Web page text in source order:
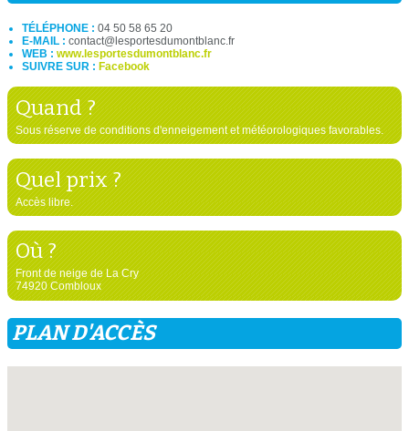
TÉLÉPHONE : 04 50 58 65 20
E-MAIL : contact@lesportesdumontblanc.fr
WEB : www.lesportesdumontblanc.fr
SUIVRE SUR : Facebook
Quand ?
Sous réserve de conditions d'enneigement et météorologiques favorables.
Quel prix ?
Accès libre.
Où ?
Front de neige de La Cry
74920 Combloux
PLAN D'ACCÈS